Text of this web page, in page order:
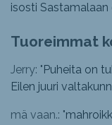
isosti Sastamalaan
Tuoreimmat
Jerry: "Puheita on
Eilen juuri
mä vaan.: "